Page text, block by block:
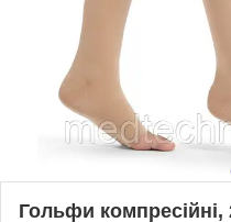
Гольфи компресійні,